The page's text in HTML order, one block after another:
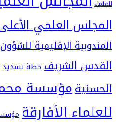
العلمي الأعلى المعرض
الإقليمية للشؤون
الشريفخطة تسديد التبليغ
مؤسسة محمد
الأفارقةمؤسسة محمد